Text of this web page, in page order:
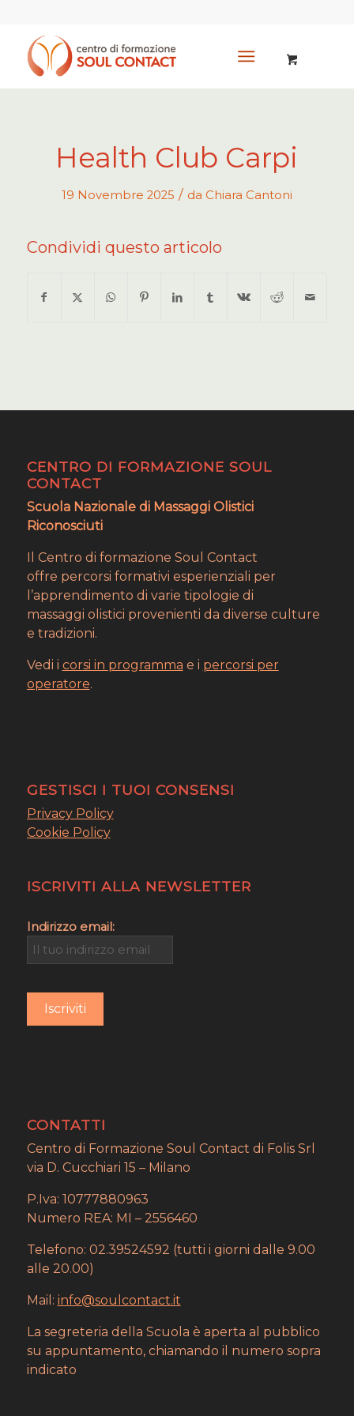
Health Club Carpi
19 Novembre 2025 / da Chiara Cantoni
Condividi questo articolo
CENTRO DI FORMAZIONE SOUL
CONTACT
Scuola Nazionale di Massaggi Olistici
Riconosciuti
Il Centro di formazione Soul Contact
offre percorsi formativi esperienziali per
l’apprendimento di varie tipologie di
massaggi olistici provenienti da diverse culture
e tradizioni.
Vedi i corsi in programma e i percorsi per
operatore.
GESTISCI I TUOI CONSENSI
Privacy Policy
Cookie Policy
ISCRIVITI ALLA NEWSLETTER
Indirizzo email:
CONTATTI
Centro di Formazione Soul Contact di Folis Srl
via D. Cucchiari 15 – Milano
P.Iva: 10777880963
Numero REA: MI – 2556460
Telefono: 02.39524592 (tutti i giorni dalle 9.00
alle 20.00)
Mail: info@soulcontact.it
La segreteria della Scuola è aperta al pubblico
su appuntamento, chiamando il numero sopra
indicato